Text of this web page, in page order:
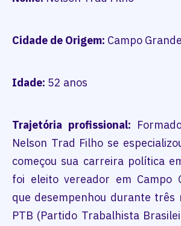
Cidade de Origem: Campo Grande
Idade: 52 anos
Trajetória profissional:
Nelson Trad Filho se
começou sua carreira política
foi eleito vereador em Campo
que desempenhou durante três
PTB (Partido Trabalhista